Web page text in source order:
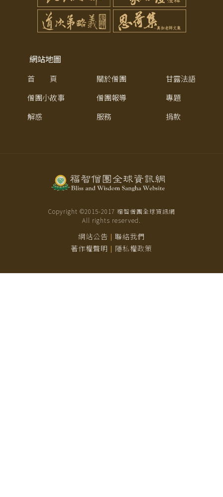
網站地圖
首 頁 關於僧團
甘露法語
僧團小故事
僧團報導
專題
解惑
服務 捐款
Copyright ©2015-2017 福智僧團全球資訊網
All rights reserved.
網站公告 | 聯絡我們
著作權聲明 | 隱私權政策